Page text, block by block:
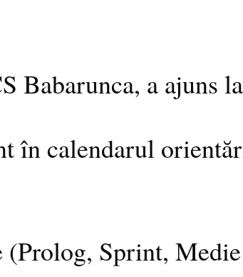
Babarunca, a ajuns
în calendarul
Sprint,